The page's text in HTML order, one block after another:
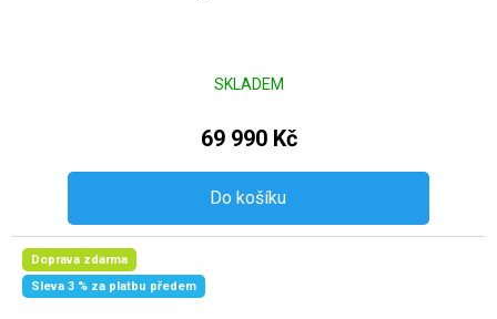
SKLADEM
69 990 Kč
Do košíku
Doprava zdarma
Sleva 3 % za platbu předem